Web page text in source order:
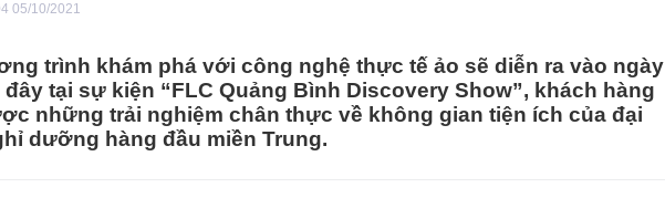
05/10/2021
trình khám phá với công nghệ thực tế ảo sẽ diễn ra vào ngày
đây tại sự kiện “FLC Quảng Bình Discovery Show”, khách hàng
những trải nghiệm chân thực về không gian tiện ích của đại
dưỡng hàng đầu miền Trung.